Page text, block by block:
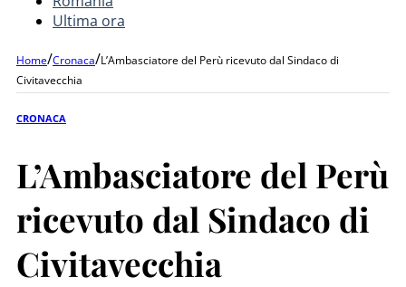
Ultima ora
Home/Cronaca/L’Ambasciatore del Perù ricevuto dal Sindaco di
Civitavecchia
CRONACA
L’Ambasciatore del Perù
ricevuto dal Sindaco di
Civitavecchia